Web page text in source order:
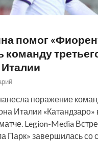
помог
команду
поражение
Италии «Катандзаро»
Legion-Media
Парк» завершилась со